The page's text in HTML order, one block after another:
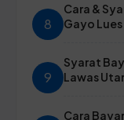
8
Cara &
Gayo
9
Syarat
Lawas
Cara